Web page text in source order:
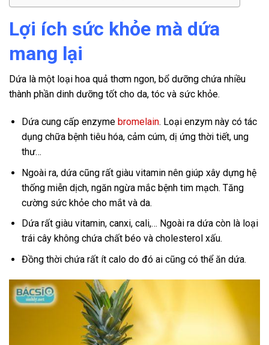
Lợi ích sức khỏe mà dứa
mang lại
Dứa là một loại hoa quả thơm ngon, bổ dưỡng chứa nhiều
thành phần dinh dưỡng tốt cho da, tóc và sức khỏe.
Dứa cung cấp enzyme bromelain. Loại enzym này có tác
dụng chữa bệnh tiêu hóa, cảm cúm, dị ứng thời tiết, ung
thư…
Ngoài ra, dứa cũng rất giàu vitamin nên giúp xây dựng hệ
thống miễn dịch, ngăn ngừa mắc bệnh tim mạch. Tăng
cường sức khỏe cho mắt và da.
Dứa rất giàu vitamin, canxi, cali,… Ngoài ra dứa còn là loại
trái cây không chứa chất béo và cholesterol xấu.
Đồng thời chứa rất ít calo do đó ai cũng có thể ăn dứa.